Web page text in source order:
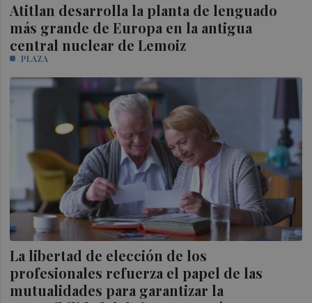
Atitlan desarrolla la planta de lenguado
más grande de Europa en la antigua
central nuclear de Lemoiz
PLAZA
La libertad de elección de los
profesionales refuerza el papel de las
mutualidades para garantizar la